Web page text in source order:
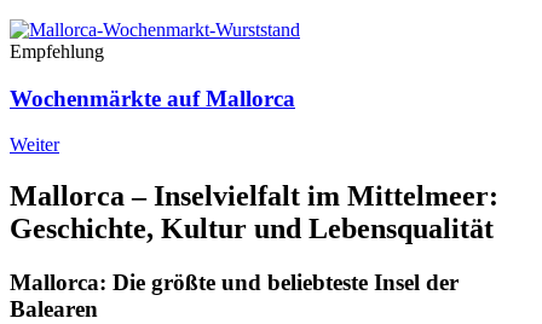
Empfehlung
Wochenmärkte auf Mallorca
Weiter
Mallorca – Inselvielfalt im Mittelmeer:
Geschichte, Kultur und Lebensqualität
Mallorca: Die größte und beliebteste Insel der
Balearen